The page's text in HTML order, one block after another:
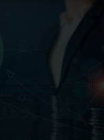
לקהילה